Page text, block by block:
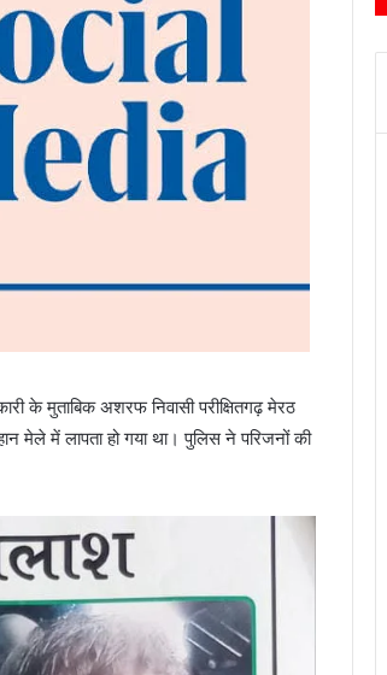
के मुताबिक अशरफ निवासी परीक्षितगढ़ मेरठ
मेले में लापता हो गया था। पुलिस ने परिजनों की